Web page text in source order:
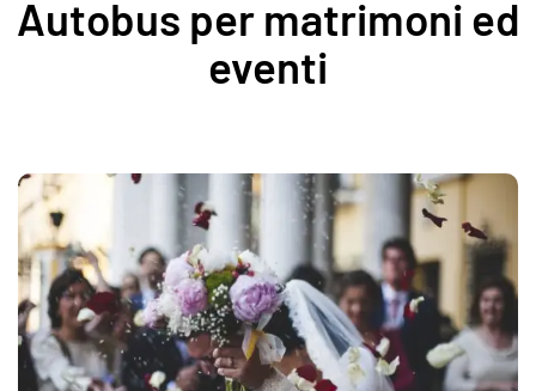
Autobus per matrimoni ed
eventi